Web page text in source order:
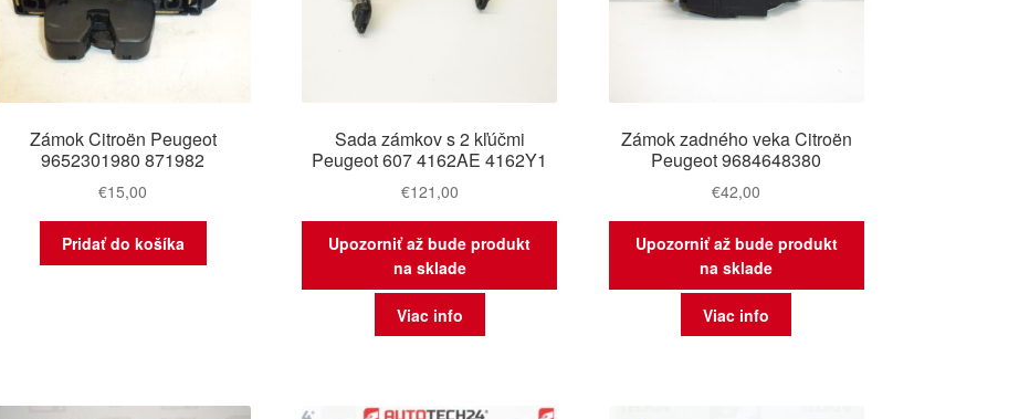
Zámok Citroën Peugeot
9652301980 871982
€15,00
Pridať do košíka
Sada zámkov s 2 kľúčmi
Peugeot 607 4162AE 4162Y1
€121,00
Upozorniť až bude produkt
na sklade
Viac info
Zámok zadného veka Citroën
Peugeot 9684648380
€42,00
Upozorniť až bude produkt
na sklade
Viac info